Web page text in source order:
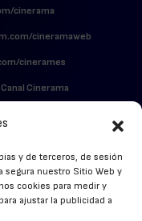
y de terceros, de sesión
segura nuestro Sitio Web y
cookies para medir y
ajustar la publicidad a
cinerama
cineramaweb
cinerames
Cinerama